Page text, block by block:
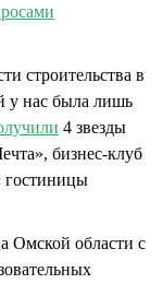
строительства в
у нас была лишь
4 звезды
бизнес-клуб
гостиницы
Омской области с